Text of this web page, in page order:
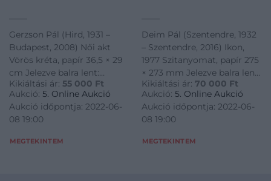
Gerzson Pál (Hird, 1931 –
Budapest, 2008) Női akt
Vörös kréta, papír 36,5 × 29
cm Jelezve balra lent:
Gerzson
Kikiáltási ár: 55 000 Ft
Aukció: 5. Online Aukció
Aukció időpontja: 2022-06-
08 19:00
MEGTEKINTEM
Deim Pál (Szentendre, 1932
– Szentendre, 2016) Ikon,
1977 Szitanyomat, papír 275
× 273 mm Jelezve balra lent:
Ikon 38/40 Jelezve jobbra
lent: Deim Pál / 1977
Kikiáltási ár: 70 000 Ft
Aukció: 5. Online Aukció
Aukció időpontja: 2022-06-
08 19:00
MEGTEKINTEM